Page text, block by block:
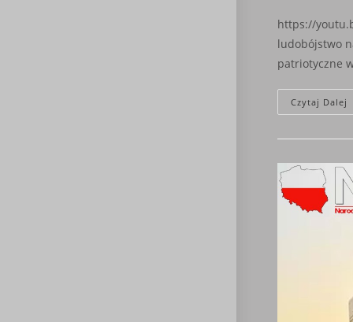
https://
ludobójstwo
patriotyczne
Czytaj Dalej
–